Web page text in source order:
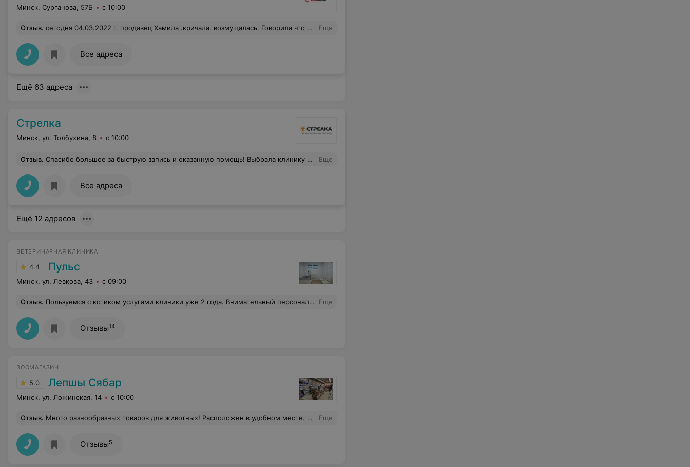
Минск, Сурганова, 57Б с 10:00
Отзыв. сегодня 04.03.2022 г. продавец Хамила .кричала. возмущалась. Говорила что она не продавец и ничего не знает что в этом магазине продается. Вопрос к руководству :А кто тогда у вас стоит за прилавком? И что она тогда там делает. После такого продавца нету вообще желания ходить в такой магазин!!!! Еще
Все адреса
Ещё 63 адреса
Стрелка
Минск, ул. Толбухина, 8 с 10:00
Отзыв. Спасибо большое за быструю запись и оказанную помощь! Выбрала клинику по отзывам и не прогодала. Проверили прошлое обследование, назначили другое лечение, грамотно все объяснили! Еще
Все адреса
Ещё 12 адресов
ВЕТЕРИНАРНАЯ КЛИНИКА
4.4 Пульс
Минск, ул. Левкова, 43 с 09:00
Отзыв. Пользуемся с котиком услугами клиники уже 2 года. Внимательный персонал, желание разобраться в причине недомогания питомца, современные методы обследования - отличительные особенности клиники. Особенно благодарен за то, что после визита и лечения в другой клинике (где котика лечили сами не зная от чего, потому что диагноз даже после двух посещений не могли поставить) смогли поставить диагноз на первом же посещении и назначить лечение. Лео очено благодарен Александру за возможность снова вкусно кушать и играть :) Еще
Отзывы14
ЗООМАГАЗИН
5.0 Лепшы Сябар
Минск, ул. Ложинская, 14 с 10:00
Отзыв. Много разнообразных товаров для животных! Расположен в удобном месте. Есть парковка. Еще
Отзывы5